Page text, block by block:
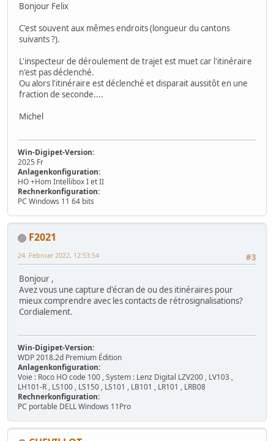
Bonjour Felix
C'est souvent aux mêmes endroits (longueur du cantons
suivants ?).
L'inspecteur de déroulement de trajet est muet car l'itinéraire
n'est pas déclenché.
Ou alors l'itinéraire est déclenché et disparait aussitôt en une
fraction de seconde....
Michel
Win-Digipet-Version:
2025 Fr
Anlagenkonfiguration:
HO +Hom Intellibox I et II
Rechnerkonfiguration:
PC Windows 11 64 bits
F2021
#3
24. Februar 2022, 12:53:54
Bonjour ,
Avez vous une capture d'écran de ou des itinéraires pour
mieux comprendre avec les contacts de rétrosignalisations?
Cordialement.
Win-Digipet-Version:
WDP 2018.2d Premium Édition
Anlagenkonfiguration:
Voie : Roco HO code 100 , System : Lenz Digital LZV200 , LV103 ,
LH101-R , LS100 , LS150 , LS101 , LB101 , LR101 , LRB08
Rechnerkonfiguration:
PC portable DELL Windows 11Pro